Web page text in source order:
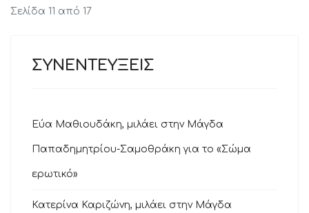
Σελίδα 11 από 17
ΣΥΝΕΝΤΕΥΞΕΙΣ
Εύα Μαθιουδάκη, μιλάει στην Μάγδα
Παπαδημητρίου-Σαμοθράκη για το «Σώμα
ερωτικό»
Κατερίνα Καριζώνη, μιλάει στην Μάγδα